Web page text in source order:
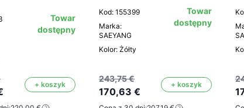
Towar
dostępny
+ koszyk
Kod: 155399
Marka:
SAEYANG
Kolor: Żółty
Towar
dostępny
243,75 €
170,63 €
+ koszyk